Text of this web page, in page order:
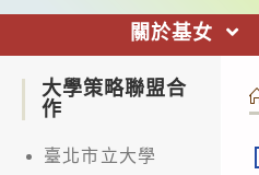
關於基女
大學策略聯盟合
作
臺北市立大學